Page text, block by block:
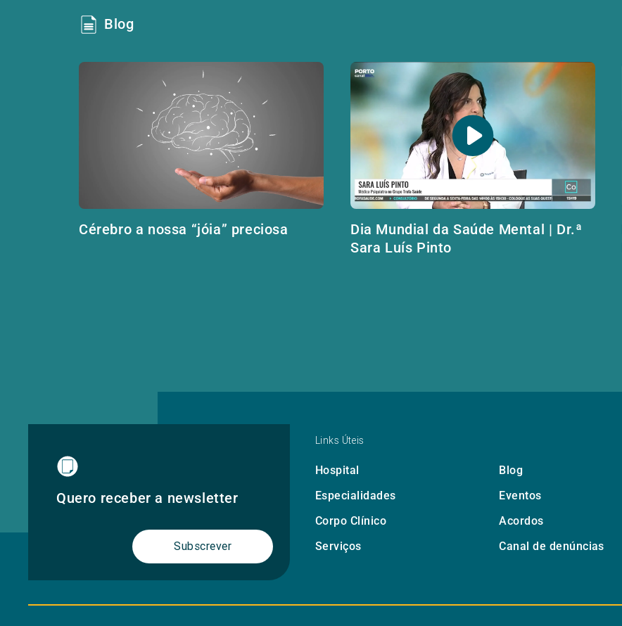
Blog
Cérebro a nossa “jóia” preciosa
Dia Mundial da Saúde Mental | Dr.ª
Sara Luís Pinto
Quero receber a newsletter
Subscrever
Links Úteis
Hospital Blog
Especialidades
Eventos
Corpo Clínico
Acordos
Serviços
Canal de denúncias